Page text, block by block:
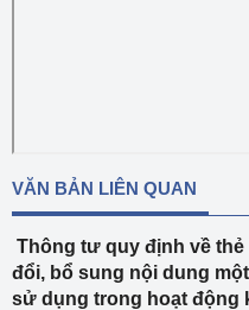
VĂN BẢN LIÊN QUAN
Thông tư quy định về
đổi, bổ sung nội dung
sử dụng trong hoạt động